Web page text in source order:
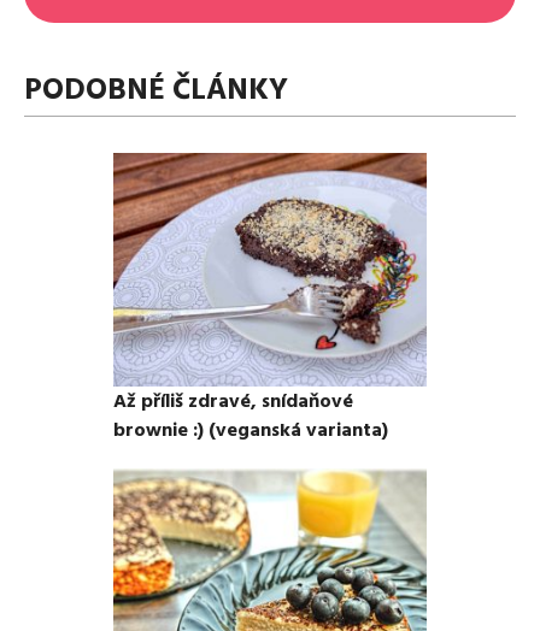
PODOBNÉ ČLÁNKY
Až příliš zdravé, snídaňové
brownie :) (veganská varianta)